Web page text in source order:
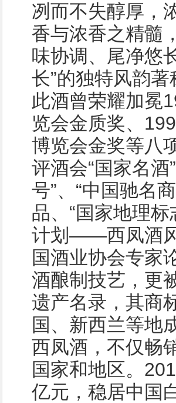
冽而不失醇厚，
香与浓香之精髓
味协调、尾净悠
长”的独特风韵著
此酒曾荣耀加冕
览会金质奖、
博览会金奖等八
评酒会“国家名酒
号”、“中国驰名
品、“国家地理
计划——西凤酒
国酒业协会专家
酒酿制技艺，更
遗产名录，其商
国、新西兰等地
西凤酒，不仅畅
国家和地区。
亿元，稳居中国